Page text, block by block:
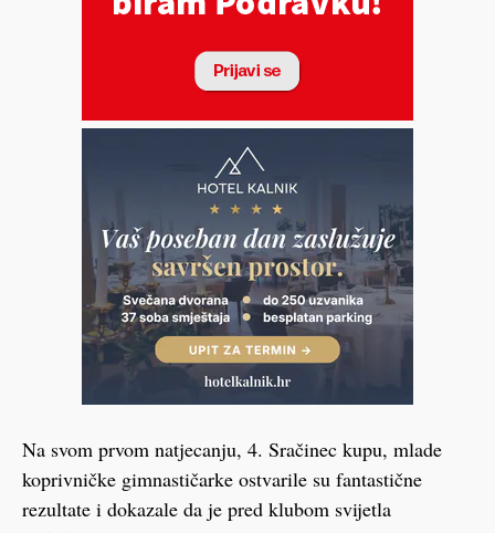
Na svom prvom natjecanju, 4. Sračinec kupu, mlade
koprivničke gimnastičarke ostvarile su fantastične
rezultate i dokazale da je pred klubom svijetla